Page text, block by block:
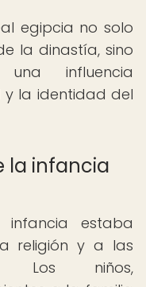
egipcia no solo
la dinastía, sino
influencia
y la identidad del
la infancia
estaba
religión y a las
Los niños,